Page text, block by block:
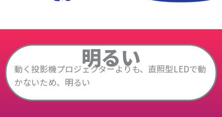
明るい
動く投影機プロジェクターよりも、直照型LEDで動
かないため、明るい